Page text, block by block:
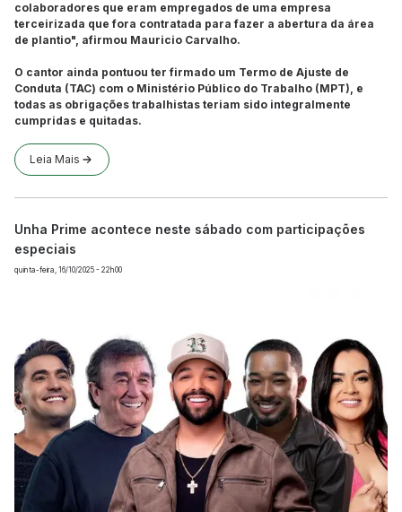
colaboradores que eram empregados de uma empresa
terceirizada que fora contratada para fazer a abertura da área
de plantio", afirmou Mauricio Carvalho.
O cantor ainda pontuou ter firmado um Termo de Ajuste de
Conduta (TAC) com o Ministério Público do Trabalho (MPT), e
todas as obrigações trabalhistas teriam sido integralmente
cumpridas e quitadas.
Leia Mais
Unha Prime acontece neste sábado com participações
especiais
quinta-feira, 16/10/2025 - 22h00